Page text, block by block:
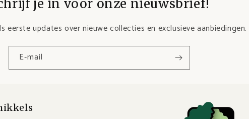
je in voor onze nieuwsbrief!
eerste updates over nieuwe collecties en exclusieve aanbiedingen.
E‑mail